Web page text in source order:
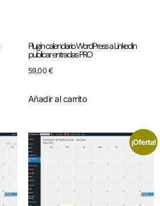
Plugin calendario WordPress a Linkedin
publicar entradas PRO
59,00 €
Añadir al carrito
¡Oferta!